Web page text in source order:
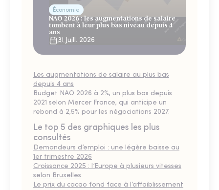
Économie
NAO 2026 : les augmentations de salaire
tombent à leur plus bas niveau depuis 4
ans
31 Juill. 2026
Les augmentations de salaire au plus bas
depuis 4 ans
Budget NAO 2026 à 2%, un plus bas depuis
2021 selon Mercer France, qui anticipe un
rebond à 2,5% pour les négociations 2027.
Le top 5 des graphiques les plus
consultés
Demandeurs d’emploi : une légère baisse au
1er trimestre 2026
Croissance 2025 : l’Europe à plusieurs vitesses
selon Bruxelles
Le prix du cacao fond face à l’affaiblissement